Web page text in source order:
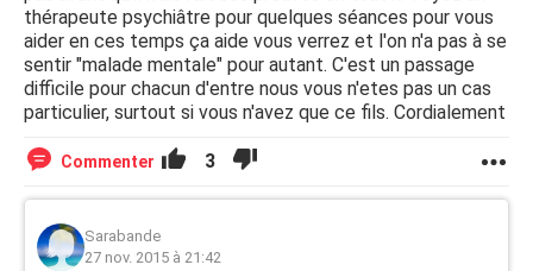
thérapeute psychiâtre pour quelques séances pour vous
aider en ces temps ça aide vous verrez et l'on n'a pas à se
sentir "malade mentale" pour autant. C'est un passage
difficile pour chacun d'entre nous vous n'etes pas un cas
particulier, surtout si vous n'avez que ce fils. Cordialement
Commenter 3
Sarabande
27 nov. 2015 à 21:42